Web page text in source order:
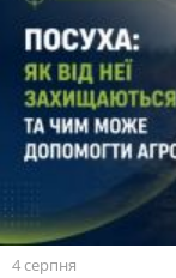
4 серпня